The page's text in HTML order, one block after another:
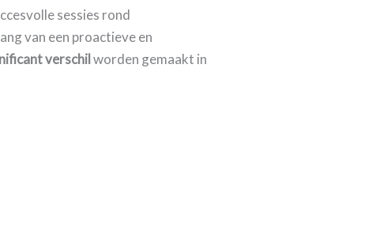
sessies rond
van een proactieve en
verschilworden gemaakt in